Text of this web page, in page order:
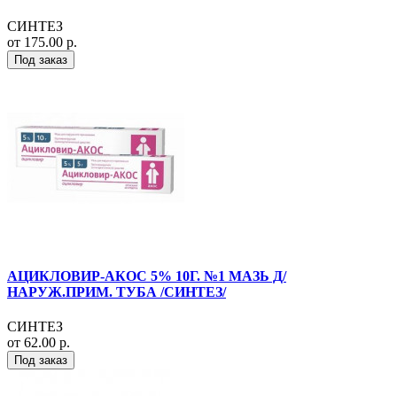
СИНТЕЗ
от 175.00 р.
Под заказ
АЦИКЛОВИР-АКОС 5% 10Г. №1 МАЗЬ Д/
НАРУЖ.ПРИМ. ТУБА /СИНТЕЗ/
СИНТЕЗ
от 62.00 р.
Под заказ